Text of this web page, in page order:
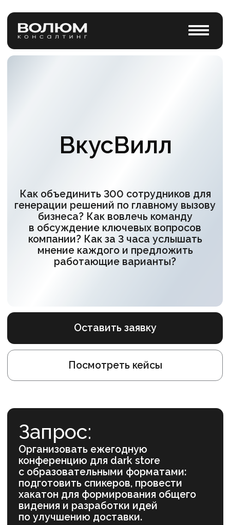
Как объединить 300 сотрудников для
генерации решений по главному вызову
бизнеса? Как вовлечь команду
Посмотреть кейсы
Оставить заявку
Для кого:
300 сотрудников и 3 топ-менеджера
компании.
Запрос:
конференцию для dark store
подготовить спикеров, провести
хакатон для формирования общего
видения и разработки идей
по улучшению доставки.